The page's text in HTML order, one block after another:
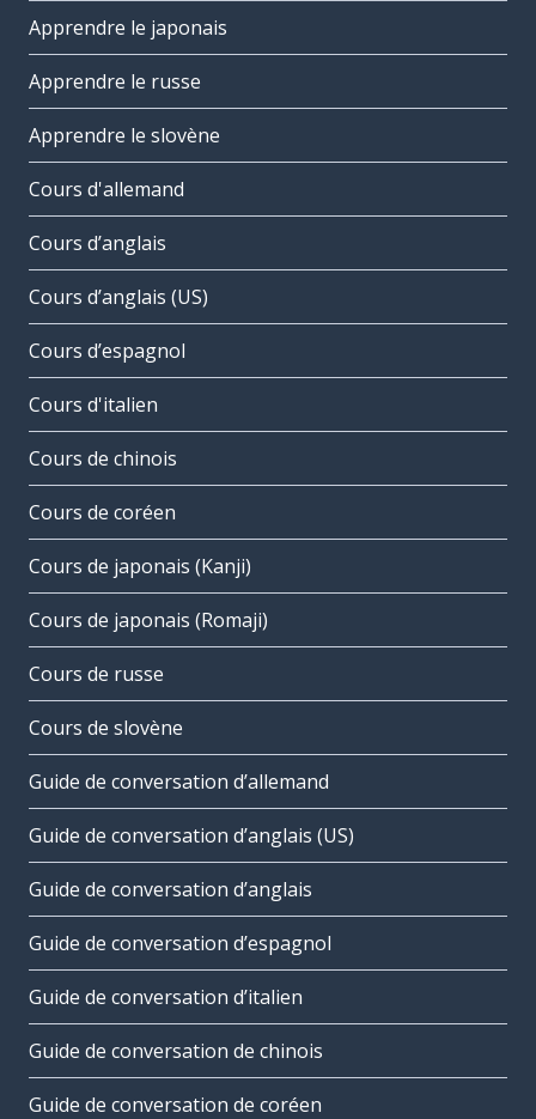
Apprendre le japonais
Apprendre le russe
Apprendre le slovène
Cours d'allemand
Cours d’anglais
Cours d’anglais (US)
Cours d’espagnol
Cours d'italien
Cours de chinois
Cours de coréen
Cours de japonais (Kanji)
Cours de japonais (Romaji)
Cours de russe
Cours de slovène
Guide de conversation d’allemand
Guide de conversation d’anglais (US)
Guide de conversation d’anglais
Guide de conversation d’espagnol
Guide de conversation d’italien
Guide de conversation de chinois
Guide de conversation de coréen